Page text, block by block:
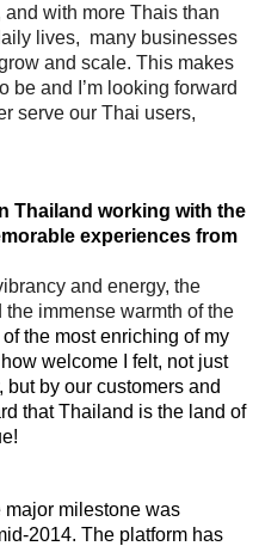
with more Thais than
lives,  many businesses
and scale. This makes
be and I’m looking forward
serve our Thai users,
Thailand working with the
experiences from
and energy, the
immense warmth of the
the most enriching of my
welcome I felt, not just
by our customers and
that Thailand is the land of
major milestone was
2014. The platform has